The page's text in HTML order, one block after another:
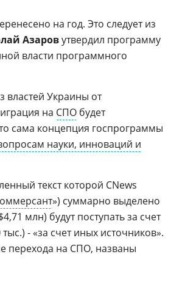
на год. Это следует из
Азаровутвердил программу
власти программного
властей Украины от
на СПО будет
сама концепция госпрограммы
науки, инноваций и
текст которой CNews
») суммарно выделено
млн) будут поступать за счет
- «за счет иных источников».
перехода на СПО, названы